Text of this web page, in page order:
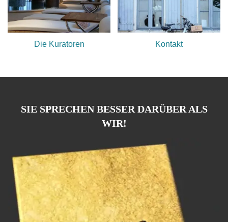
Die Kuratoren Kontakt
SIE SPRECHEN BESSER DARÜBER ALS
WIR!